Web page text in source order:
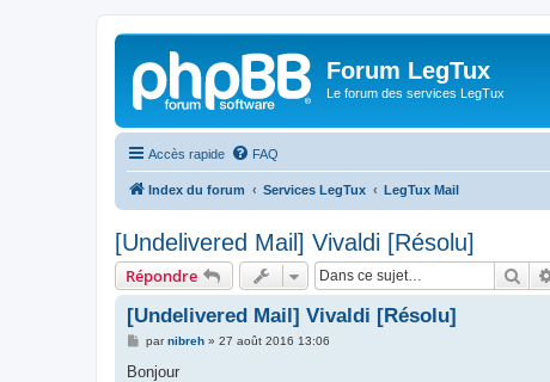
Forum LegTux
Le forum des services LegTux
Accès rapide FAQ
Index du forum Services LegTux LegTux Mail
[Undelivered Mail] Vivaldi [Résolu]
Répondre
[Undelivered Mail] Vivaldi [Résolu]
M
s
parnibreh» 27 août 2016 13:06
Bonjour